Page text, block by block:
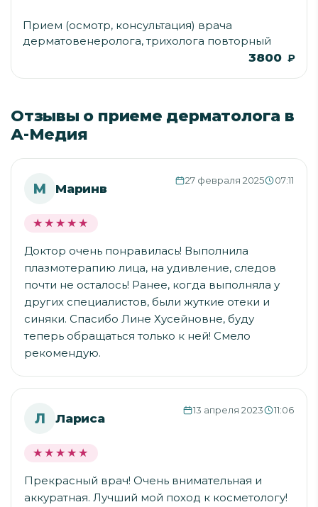
Прием (осмотр, консультация) врача
дерматовенеролога, трихолога повторный
3800 ₽
Отзывы о приеме дерматолога в
А-Медия
М Маринв
27 февраля 2025 07:11
★★★★★
★★★★★
Доктор очень понравилась! Выполнила
плазмотерапию лица, на удивление, следов
почти не осталось! Ранее, когда выполняла у
других специалистов, были жуткие отеки и
синяки. Спасибо Лине Хусейновне, буду
теперь обращаться только к ней! Смело
рекомендую.
Л Лариса
13 апреля 2023 11:06
★★★★★
★★★★★
Прекрасный врач! Очень внимательная и
аккуратная. Лучший мой поход к косметологу!